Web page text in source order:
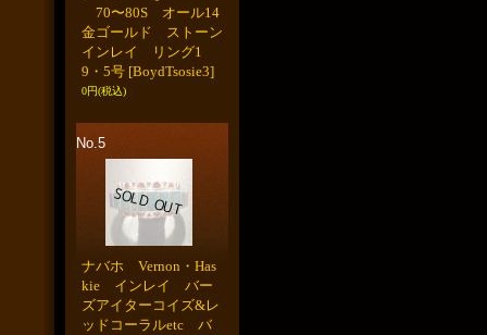
70〜80S オール14
金ゴールド ストーン
インレイ リング1
9・5号 [BoydTsosie3]
0円(税込)
No.5
ナバホ Vernon・Has
kie インレイ バー
ズアイターコイズ&レ
ッドコーラルetc バ